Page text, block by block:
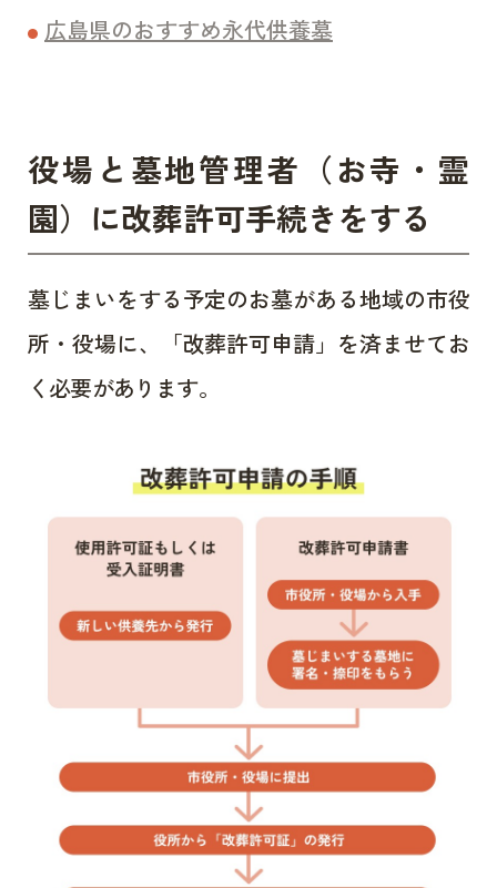
広島県のおすすめ永代供養墓
役場と墓地管理者（お寺・霊
園）に改葬許可手続きをする
墓じまいをする予定のお墓がある地域の市役
所・役場に、「改葬許可申請」を済ませてお
く必要があります。